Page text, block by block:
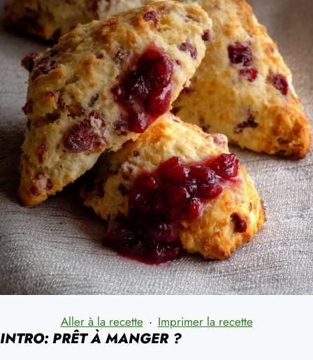
Aller à la recette · Imprimer la recette
INTRO: PRÊT À MANGER ?